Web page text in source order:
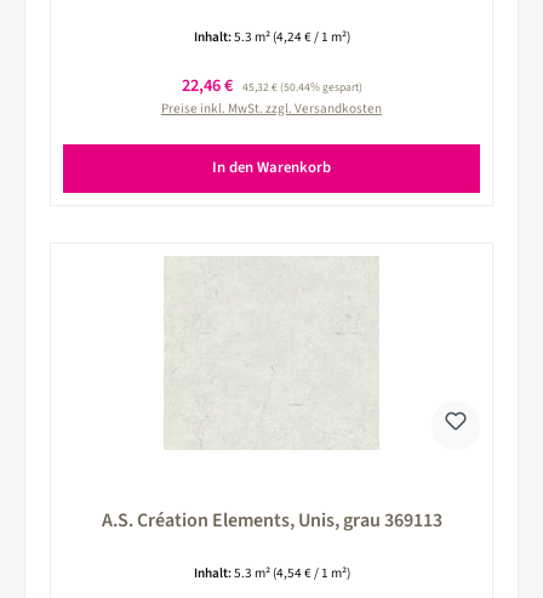
Inhalt:5.3 m² (4,24 € / 1 m²)
Verkaufspreis:
22,46 € Regulärer Preis:
45,32 €(50.44% gespart)
Preise inkl. MwSt. zzgl. Versandkosten
In den Warenkorb
A.S. Création Elements, Unis, grau 369113
Inhalt:5.3 m² (4,54 € / 1 m²)